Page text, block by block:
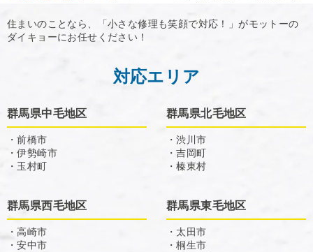
住まいのことなら、「小さな修理も笑顔で対応！」がモットーの
ダイキョーにお任せください！
対応エリア
群馬県中毛地区
・前橋市
・伊勢崎市
・玉村町
群馬県北毛地区
・渋川市
・吉岡町
・榛東村
群馬県西毛地区
・高崎市
・安中市
群馬県東毛地区
・太田市
・桐生市